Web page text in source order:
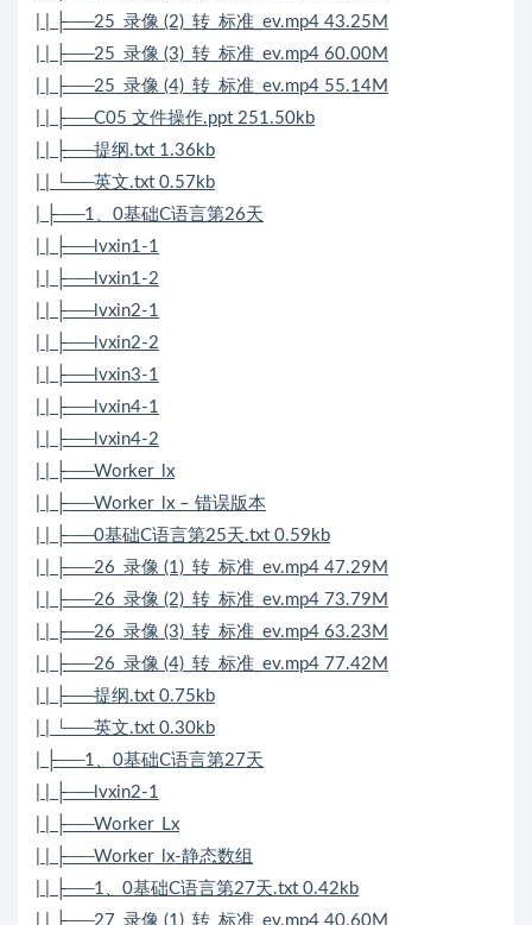
| | ├──25_录像 (2)_转_标准_ev.mp4 43.25M
| | ├──25_录像 (3)_转_标准_ev.mp4 60.00M
| | ├──25_录像 (4)_转_标准_ev.mp4 55.14M
| | ├──C05 文件操作.ppt 251.50kb
| | ├──提纲.txt 1.36kb
| | └──英文.txt 0.57kb
| ├──1、0基础C语言第26天
| | ├──lvxin1-1
| | ├──lvxin1-2
| | ├──lvxin2-1
| | ├──lvxin2-2
| | ├──lvxin3-1
| | ├──lvxin4-1
| | ├──lvxin4-2
| | ├──Worker_lx
| | ├──Worker_lx – 错误版本
| | ├──0基础C语言第25天.txt 0.59kb
| | ├──26_录像 (1)_转_标准_ev.mp4 47.29M
| | ├──26_录像 (2)_转_标准_ev.mp4 73.79M
| | ├──26_录像 (3)_转_标准_ev.mp4 63.23M
| | ├──26_录像 (4)_转_标准_ev.mp4 77.42M
| | ├──提纲.txt 0.75kb
| | └──英文.txt 0.30kb
| ├──1、0基础C语言第27天
| | ├──lvxin2-1
| | ├──Worker_Lx
| | ├──Worker_lx-静态数组
| | ├──1、0基础C语言第27天.txt 0.42kb
| | ├──27_录像 (1)_转_标准_ev.mp4 40.60M